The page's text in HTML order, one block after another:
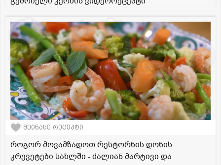
შეინახე რეცეპტი
როგორ მოვამზადოთ რესტორნის დონის
კრევეტები სახლში - ძალიან მარტივი და